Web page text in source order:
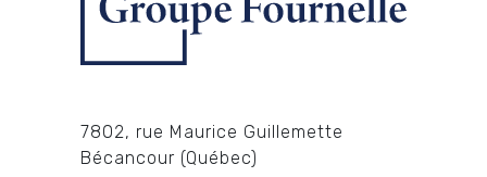
7802, rue Maurice Guillemette
Bécancour (Québec)